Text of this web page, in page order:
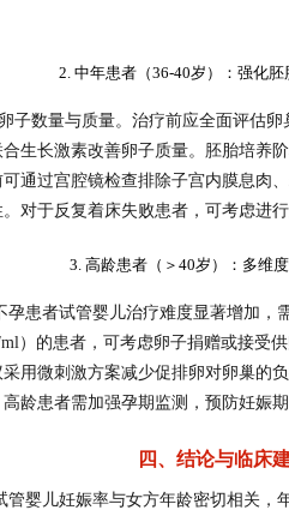
2. 中年患者（36-40岁）：强化
子数量与质量。治疗前应全面评估
生长激素改善卵子质量。胚胎培养
通过宫腔镜检查排除子宫内膜息肉
对于反复着床失败患者，可考虑进
3. 高龄患者（＞40岁）：多维
孕患者试管婴儿治疗难度显著增加，
）的患者，可考虑卵子捐赠或接受
用微刺激方案减少促排卵对卵巢的
龄患者需加强孕期监测，预防妊娠
四、结论与临床
管婴儿妊娠率与女方年龄密切相关，